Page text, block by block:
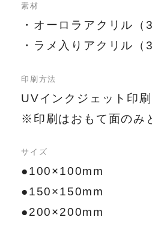
素材
・オーロラアクリル（
・ラメ入りアクリル（
印刷方法
UVインクジェット印
※印刷はおもて面のみ
サイズ
●100×100mm
●150×150mm
●200×200mm